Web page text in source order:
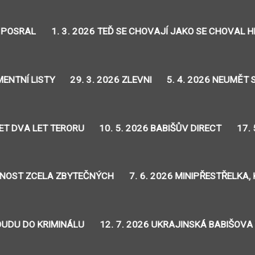
1. 3. 2026 TEĎ SE CHOVAJÍ JAKO SE CHOVAL
LISTY 29. 3. 2026 ZLEVNI 5. 4. 2026 NEUMĚT
DVA LET TERORU 10. 5. 2026 BABIŠŮV DIRECT 17.
ZCELA ZBYTEČNÝCH 7. 6. 2026 MINIPŘESTŘELKA,
DO KRIMINÁLU 12. 7. 2026 UKRAJINSKÁ